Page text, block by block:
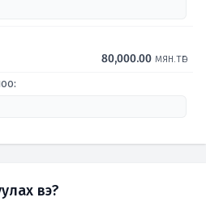
80,000.00 мян.төг
вэ?